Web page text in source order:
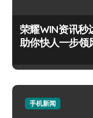
荣耀WIN资讯秒
助你快人一步领
手机新闻